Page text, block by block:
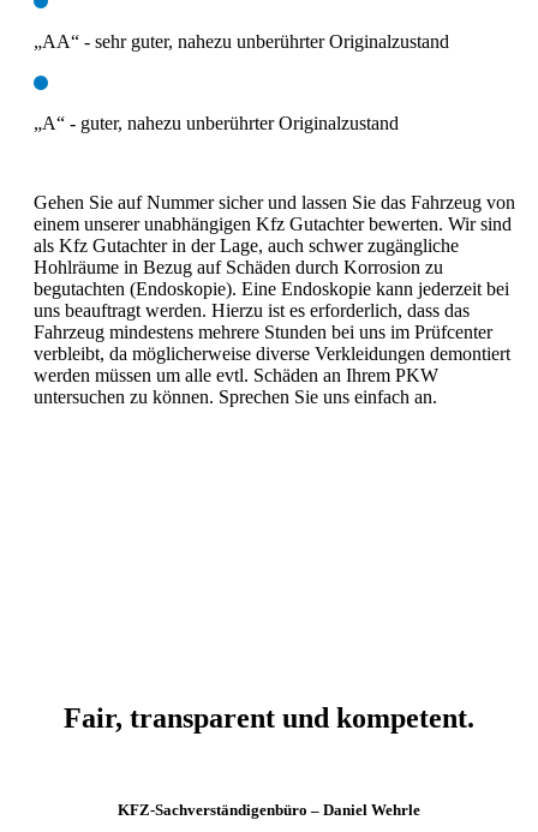
„AA“ - sehr guter, nahezu unberührter Originalzustand
„A“ - guter, nahezu unberührter Originalzustand
Gehen Sie auf Nummer sicher und lassen Sie das Fahrzeug von
einem unserer unabhängigen Kfz Gutachter bewerten. Wir sind
als Kfz Gutachter in der Lage, auch schwer zugängliche
Hohlräume in Bezug auf Schäden durch Korrosion zu
begutachten (Endoskopie). Eine Endoskopie kann jederzeit bei
uns beauftragt werden. Hierzu ist es erforderlich, dass das
Fahrzeug mindestens mehrere Stunden bei uns im Prüfcenter
verbleibt, da möglicherweise diverse Verkleidungen demontiert
werden müssen um alle evtl. Schäden an Ihrem PKW
untersuchen zu können. Sprechen Sie uns einfach an.
Fair, transparent und kompetent.
KFZ-Sachverständigenbüro – Daniel Wehrle